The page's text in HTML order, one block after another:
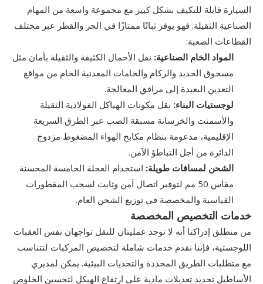
السيارة قابلة للتكيف بشكل كبير مع مجموعة واسعة من المهام
الصناعية الثقيلة. فهو يوفر ثباتًا ممتازًا في الجر والقطر عبر مختلف
القطاعات الصعبة:
المواد الخام الصناعية: نقل الأحمال الكثيفة والثقيلة بأمان مثل
مسحوق الحديد والركام والخامات المعدنية الخام من مواقع
التعدين البعيدة إلى مرافق المعالجة.
لوجستيات البناء: نقل مكونات الهياكل الفولاذية الثقيلة
والأسمنت والخرسانة مسبقة الصب عبر الطرق السريعة
الإقليمية، مدعومة بنظام مكابح الهواء المضغوط مزدوج
الدائرة من أجل التباطؤ الآمن.
الشحن لمسافات طويلة: استخدام العجلة الخامسة المحسنة
مقاس 50 مم لتوفير اتصال آمن وثابت لسحب المقطورات
القياسية والمخصصة في توزيع الشحن العام.
خدمات التخصيص المخصصة
من منطلق إدراكنا أنه لا توجد عمليتان للنقل تواجهان نفس العقبات
اللوجستية، فإننا نقدم خدمات شاملة لتخصيص المركبات لتتناسب
مع متطلبات الطريق المحددة والتحديات البيئية. يمكن لمديري
الأساطيل تحديد تعديلات مادية على ارتفاع الهيكل لتحسين الخلوص